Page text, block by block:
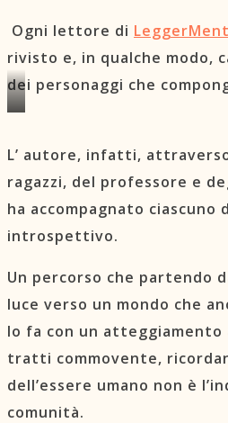
Ogni lettore di
rivisto e, in qualche modo,
dei personaggi che
IMPRESSIONI
L’ autore, infatti,
ragazzi, del professore e
ha accompagnato ciascuno
introspettivo.
Un percorso che partendo
luce verso un mondo che
lo fa con un
tratti commovente,
dell’essere umano non è
comunità.